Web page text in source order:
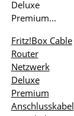
Fritz!Box Cable
Router
Netzwerk
Deluxe
Premium
Anschlusskabel